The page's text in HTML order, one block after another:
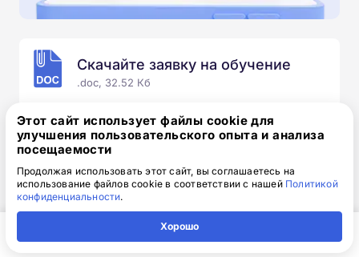
Скачайте заявку на обучение
.doc, 32.52 Кб
Скачайте шаблон, заполните и отправьте по
электронной почтеinfo@1-academy.ru.
Обязательно укажите контактный номер телефон.
Наш специалист свяжется с вами и утонит все
детали.
Этот сайт использует файлы cookie для
улучшения пользовательского опыта и анализа
посещаемости
Продолжая использовать этот сайт, вы соглашаетесь на
использование файлов cookie в соответствии с нашей Политикой
конфиденциальности.
Хорошо